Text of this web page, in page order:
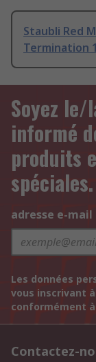
Staubli Red
Termination
Soyez
informé
produits
spéciales.
adresse e-mail
Les données
vous inscrivant
conformément
Contactez-